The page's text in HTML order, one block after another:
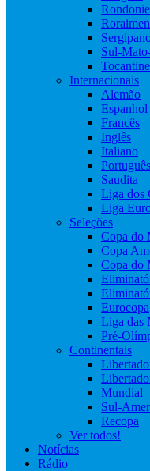
Sul-
Internacionais
Alemão
Espanhol
Francês
Inglês
Italiano
Português
Saudita
Liga dos
Liga
Seleções
Copa do
Copa
Copa do
Eurocopa
Liga das
Pré-
Continentais
Mundial
Sul-
Recopa
Ver todos!
Notícias
Rádio